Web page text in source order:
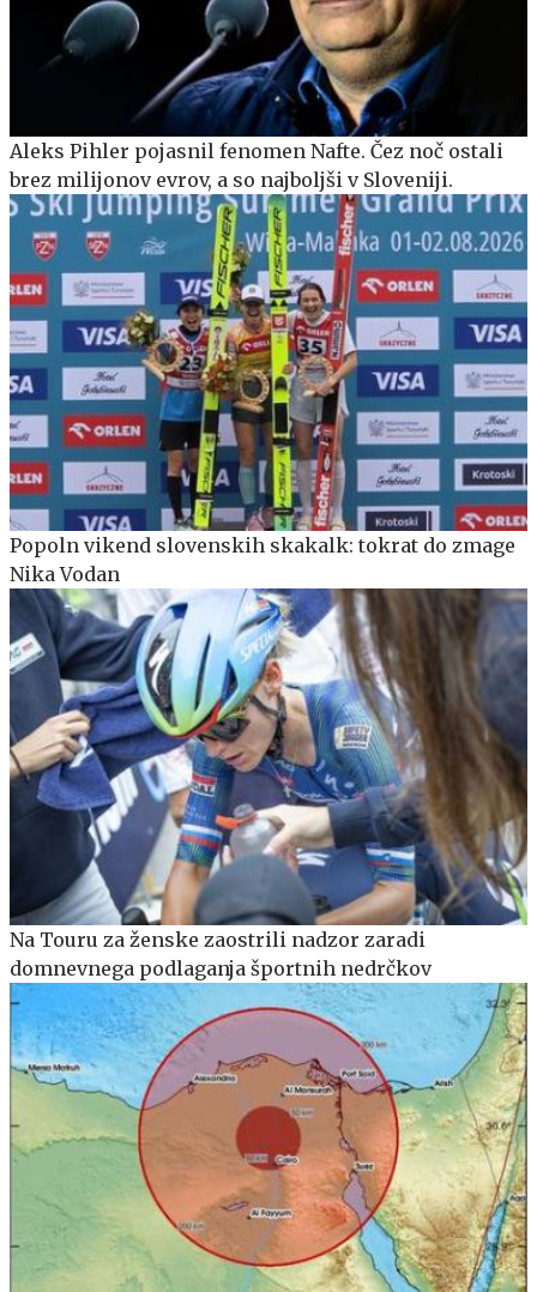
Aleks Pihler pojasnil fenomen Nafte. Čez noč ostali
brez milijonov evrov, a so najboljši v Sloveniji.
Popoln vikend slovenskih skakalk: tokrat do zmage
Nika Vodan
Na Touru za ženske zaostrili nadzor zaradi
domnevnega podlaganja športnih nedrčkov